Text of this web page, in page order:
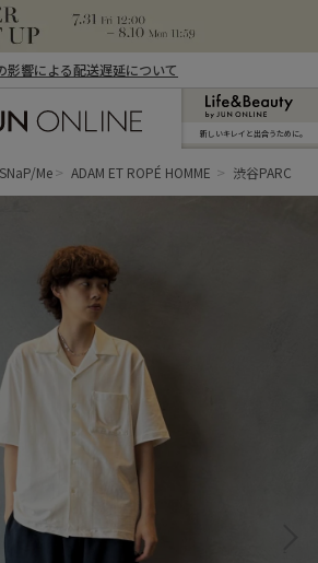
影響による配送遅延について
新しいキレイと出合うために。
SNaP/Me ADAM ET ROPÉ HOMME 渋谷PARCO